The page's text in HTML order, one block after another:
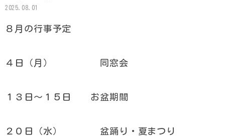
2025.08.01
８月の行事予定
４日（月） 同窓会
１３日～１５日 お盆期間
２０日（水） 盆踊り・夏まつり